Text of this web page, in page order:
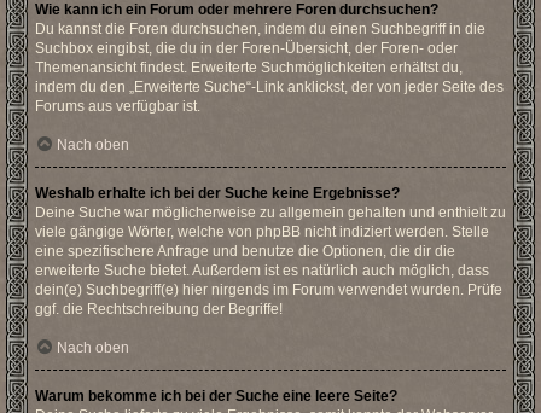
Wie kann ich ein Forum oder mehrere Foren durchsuchen?
Du kannst die Foren durchsuchen, indem du einen Suchbegriff in die
Suchbox eingibst, die du in der Foren-Übersicht, der Foren- oder
Themenansicht findest. Erweiterte Suchmöglichkeiten erhältst du,
indem du den „Erweiterte Suche“-Link anklickst, der von jeder Seite des
Forums aus verfügbar ist.
Nach oben
Weshalb erhalte ich bei der Suche keine Ergebnisse?
Deine Suche war möglicherweise zu allgemein gehalten und enthielt zu
viele gängige Wörter, welche von phpBB nicht indiziert werden. Stelle
eine spezifischere Anfrage und benutze die Optionen, die dir die
erweiterte Suche bietet. Außerdem ist es natürlich auch möglich, dass
dein(e) Suchbegriff(e) hier nirgends im Forum verwendet wurden. Prüfe
ggf. die Rechtschreibung der Begriffe!
Nach oben
Warum bekomme ich bei der Suche eine leere Seite?